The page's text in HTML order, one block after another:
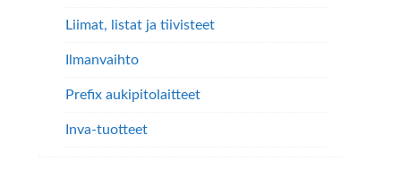
Liimat, listat ja tiivisteet
Ilmanvaihto
Prefix aukipitolaitteet
Inva-tuotteet